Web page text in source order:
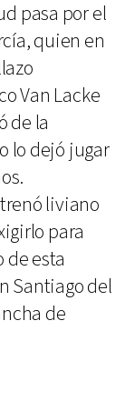
pasa por el
quien en
Van Lacke
de la
lo dejó jugar
liviano
para
de esta
Santiago del
de